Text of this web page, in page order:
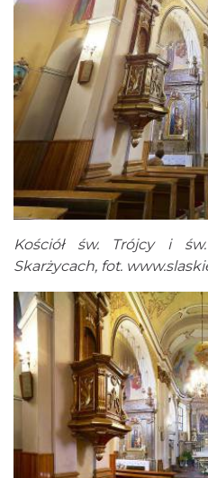
Kościół św. Trójcy i
Skarżycach, fot.